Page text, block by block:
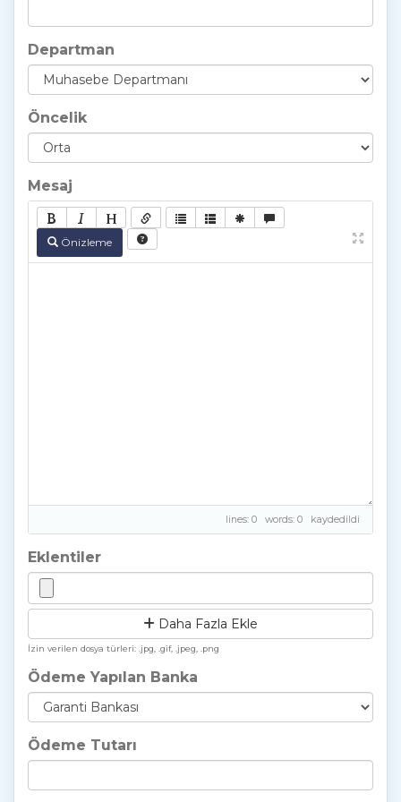
Departman
Öncelik
Mesaj
Önizleme
lines: 0 words: 0 kaydedildi
Eklentiler
Daha Fazla Ekle
İzin verilen dosya türleri: .jpg, .gif, .jpeg, .png
Ödeme Yapılan Banka
Ödeme Tutarı